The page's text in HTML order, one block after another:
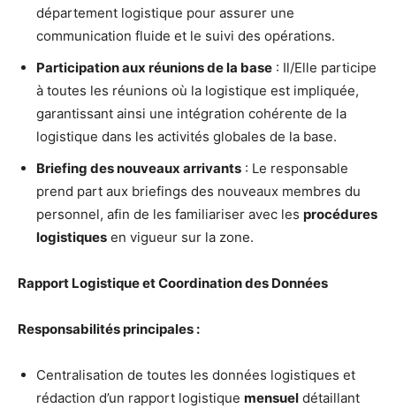
département logistique pour assurer une
communication fluide et le suivi des opérations.
Participation aux réunions de la base : Il/Elle participe
à toutes les réunions où la logistique est impliquée,
garantissant ainsi une intégration cohérente de la
logistique dans les activités globales de la base.
Briefing des nouveaux arrivants : Le responsable
prend part aux briefings des nouveaux membres du
personnel, afin de les familiariser avec les procédures
logistiques en vigueur sur la zone.
Rapport Logistique et Coordination des Données
Responsabilités principales :
Centralisation de toutes les données logistiques et
rédaction d’un rapport logistique mensuel détaillant